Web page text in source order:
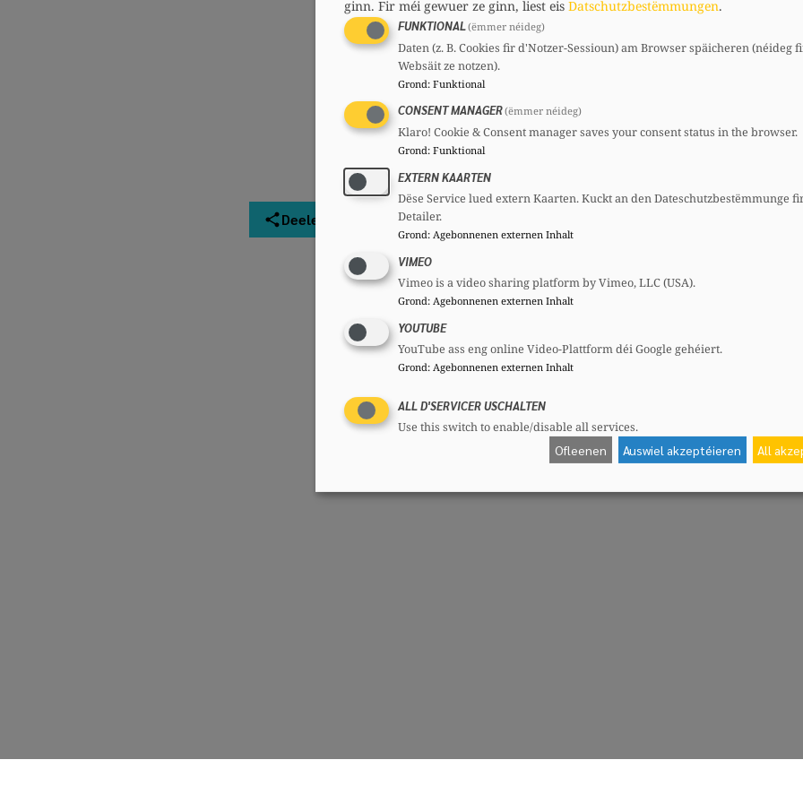
Comitéen
Deelen
ginn. Fir méi gewuer ze ginn, liest eis Datschutzbestëmmungen.
FUNKTIONAL(ëmmer néideg)
Daten (z. B. Cookies fir d'Notzer-Sessioun) am Browser späicheren (néideg
Websäit ze notzen).
Grond: Funktional
CONSENT MANAGER(ëmmer néideg)
Klaro! Cookie & Consent manager saves your consent status in the browser.
Grond: Funktional
EXTERN KAARTEN
Dëse Service lued extern Kaarten. Kuckt an den Dateschutzbestëmmunge
Detailer.
Grond: Agebonnenen externen Inhalt
VIMEO
Vimeo is a video sharing platform by Vimeo, LLC (USA).
Grond: Agebonnenen externen Inhalt
YOUTUBE
YouTube ass eng online Video-Plattform déi Google gehéiert.
Grond: Agebonnenen externen Inhalt
ALL D'SERVICER USCHALTEN
Use this switch to enable/disable all services.
Ofleenen Auswiel akzeptéieren All